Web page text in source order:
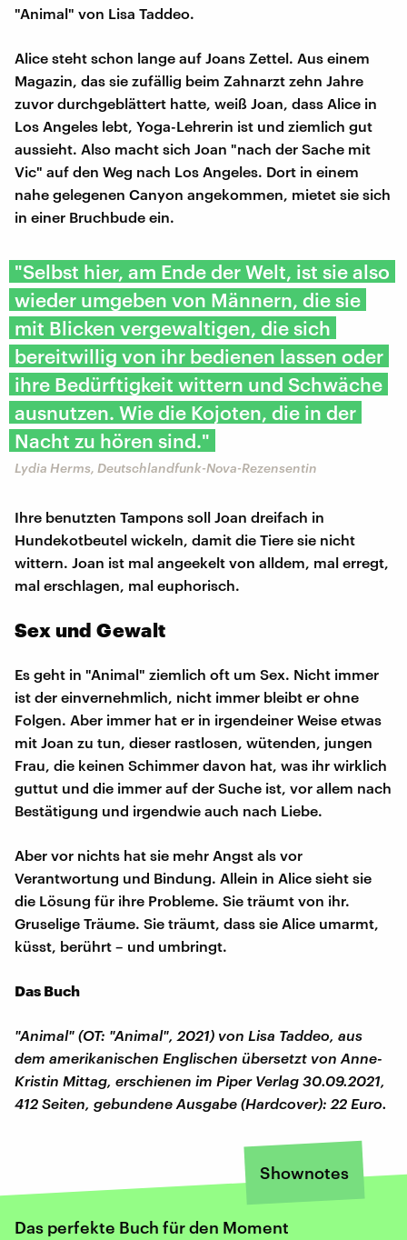
"Animal" von Lisa Taddeo.
Alice steht schon lange auf Joans Zettel. Aus einem
Magazin, das sie zufällig beim Zahnarzt zehn Jahre
zuvor durchgeblättert hatte, weiß Joan, dass Alice in
Los Angeles lebt, Yoga-Lehrerin ist und ziemlich gut
aussieht. Also macht sich Joan "nach der Sache mit
Vic" auf den Weg nach Los Angeles. Dort in einem
nahe gelegenen Canyon angekommen, mietet sie sich
in einer Bruchbude ein.
"Selbst hier, am Ende der Welt, ist sie also
wieder umgeben von Männern, die sie
mit Blicken vergewaltigen, die sich
bereitwillig von ihr bedienen lassen oder
ihre Bedürftigkeit wittern und Schwäche
ausnutzen. Wie die Kojoten, die in der
Nacht zu hören sind."
Lydia Herms, Deutschlandfunk-Nova-Rezensentin
Ihre benutzten Tampons soll Joan dreifach in
Hundekotbeutel wickeln, damit die Tiere sie nicht
wittern. Joan ist mal angeekelt von alldem, mal erregt,
mal erschlagen, mal euphorisch.
Sex und Gewalt
Es geht in "Animal" ziemlich oft um Sex. Nicht immer
ist der einvernehmlich, nicht immer bleibt er ohne
Folgen. Aber immer hat er in irgendeiner Weise etwas
mit Joan zu tun, dieser rastlosen, wütenden, jungen
Frau, die keinen Schimmer davon hat, was ihr wirklich
guttut und die immer auf der Suche ist, vor allem nach
Bestätigung und irgendwie auch nach Liebe.
Aber vor nichts hat sie mehr Angst als vor
Verantwortung und Bindung. Allein in Alice sieht sie
die Lösung für ihre Probleme. Sie träumt von ihr.
Gruselige Träume. Sie träumt, dass sie Alice umarmt,
küsst, berührt – und umbringt.
Das Buch
"Animal" (OT: "Animal", 2021) von Lisa Taddeo, aus
dem amerikanischen Englischen übersetzt von Anne-
Kristin Mittag, erschienen im Piper Verlag 30.09.2021,
412 Seiten, gebundene Ausgabe (Hardcover): 22 Euro.
Shownotes
Das perfekte Buch für den Moment